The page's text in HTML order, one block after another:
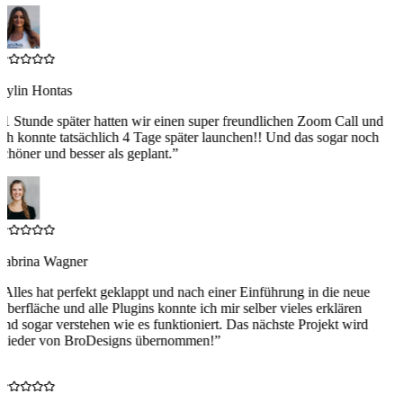
Hontas
1 Stunde später hatten wir einen super freundlichen Zoom Call und
konnte tatsächlich 4 Tage später launchen!! Und das sogar noch
und besser als geplant.”
Wagner
Alles hat perfekt geklappt und nach einer Einführung in die neue
und alle Plugins konnte ich mir selber vieles erklären
sogar verstehen wie es funktioniert. Das nächste Projekt wird
von BroDesigns übernommen!”